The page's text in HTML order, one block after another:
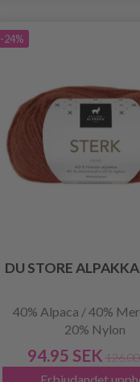
-24%
DU STORE
40% Alpaca / 40%
20% Nylon
94.95 SEK